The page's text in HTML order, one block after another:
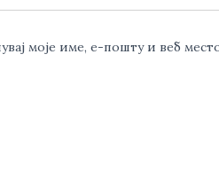
моје име, е-пошту и веб